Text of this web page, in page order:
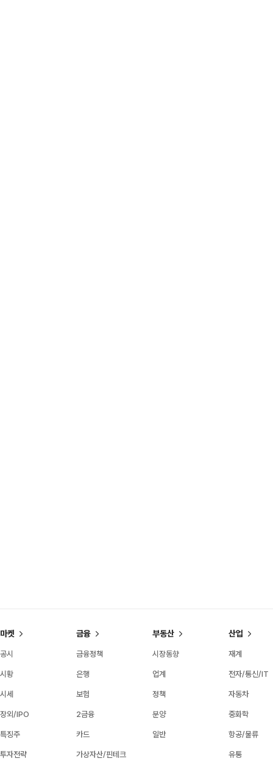
마켓
공시
시황
시세
장외/IPO
특징주
투자전략
금융
금융정책
은행
보험
2금융
카드
가상자산/핀테크
부동산
시장동향
업계
정책
분양
일반
산업
재계
전자/통신/IT
자동차
중화학
항공/물류
유통